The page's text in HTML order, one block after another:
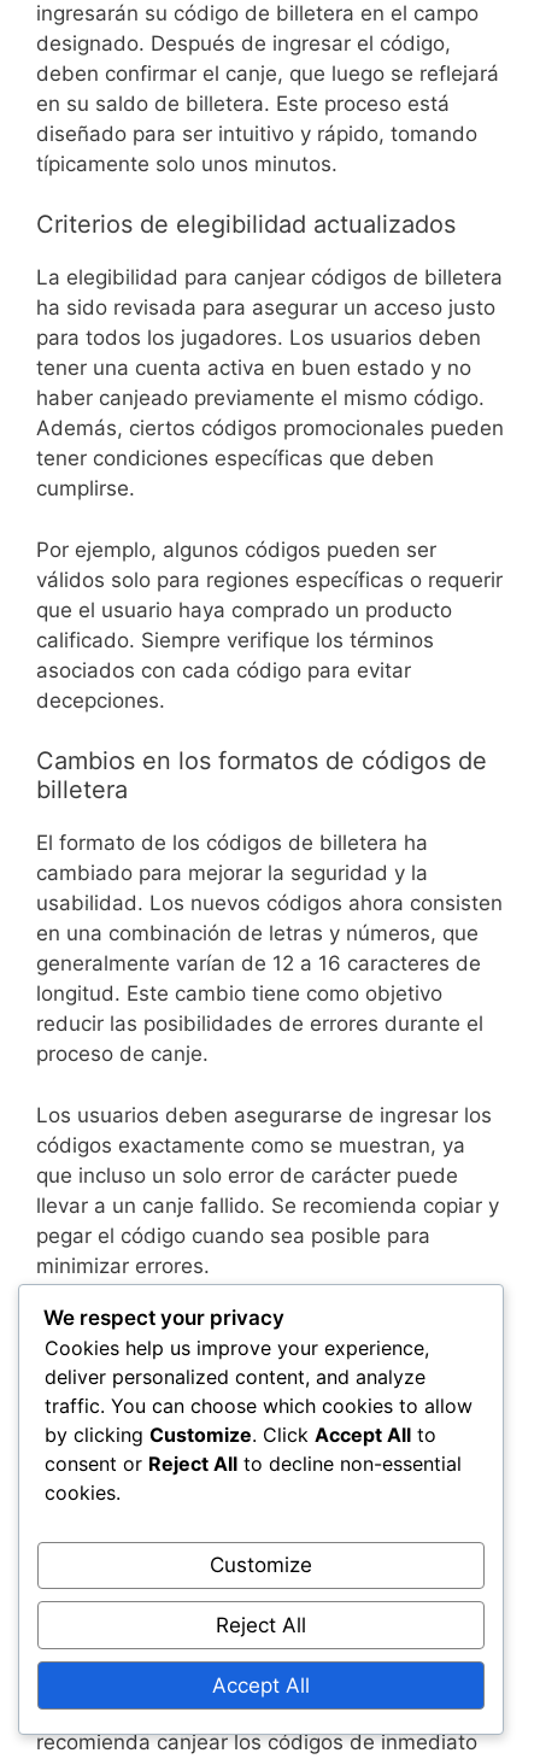
ingresarán su código de billetera en el campo
designado. Después de ingresar el código,
deben confirmar el canje, que luego se reflejará
en su saldo de billetera. Este proceso está
diseñado para ser intuitivo y rápido, tomando
típicamente solo unos minutos.
Criterios de elegibilidad actualizados
La elegibilidad para canjear códigos de billetera
ha sido revisada para asegurar un acceso justo
para todos los jugadores. Los usuarios deben
tener una cuenta activa en buen estado y no
haber canjeado previamente el mismo código.
Además, ciertos códigos promocionales pueden
tener condiciones específicas que deben
cumplirse.
Por ejemplo, algunos códigos pueden ser
válidos solo para regiones específicas o requerir
que el usuario haya comprado un producto
calificado. Siempre verifique los términos
asociados con cada código para evitar
decepciones.
Cambios en los formatos de códigos de
billetera
El formato de los códigos de billetera ha
cambiado para mejorar la seguridad y la
usabilidad. Los nuevos códigos ahora consisten
en una combinación de letras y números, que
generalmente varían de 12 a 16 caracteres de
longitud. Este cambio tiene como objetivo
reducir las posibilidades de errores durante el
proceso de canje.
Los usuarios deben asegurarse de ingresar los
códigos exactamente como se muestran, ya
que incluso un solo error de carácter puede
llevar a un canje fallido. Se recomienda copiar y
pegar el código cuando sea posible para
minimizar errores.
Fechas de expiración para códigos
Los códigos de billetera ahora vienen con
fechas de expiración específicas, de las que los
usuarios deben estar al tanto para evitar perder
su valor. Generalmente, los códigos son válidos
durante varios meses después de su emisión,
tener períodos de validez más cortos.
Para hacer un seguimiento de las fechas de
expiración, los usuarios deben revisar
regularmente las notificaciones de su cuenta o
los términos proporcionados con el código. Se
recomienda canjear los códigos de inmediato
We respect your privacy
Cookies help us improve your experience,
deliver personalized content, and analyze
traffic. You can choose which cookies to allow
by clicking Customize. Click Accept All to
consent or Reject All to decline non-essential
cookies.
Customize
Reject All
Accept All